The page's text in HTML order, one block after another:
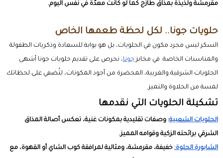
مقرمشة ولذيذة بمذاق طازج كما لو كانت معدّة في نفس اليوم.
حلويات جونا.. لكل لحظة طعمها الخاص
السكر ليس مجرد مكون في الحلويات، بل هو بوابة للسعادة وذكريات الطفولة
والمناسبات الخاصة. في مخابزجونا، نحرص على تقديم حلويات جونا أشهى
الحلويات الشرقية والغربية، المحضرة من أجود المكونات، لتُضفي على لحظاتك
لمسة من الحلاوة والتميز.
تشكيلة الحلويات التي نقدمها
الحلويات الشعبية: وصفات تقليدية بمكونات غنية، تعكس أصالة المذاق
الشرقي برائحته الزكية وقوامه المميز.
الشابورة الحلوة: خفيفة، مقرمشة، ومثالية لمرافقة كوب الشاي أو القهوة، مع